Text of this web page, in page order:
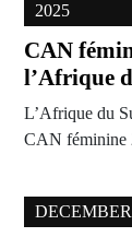
2025
CAN
l’Afrique
L’Afrique du
CAN féminine